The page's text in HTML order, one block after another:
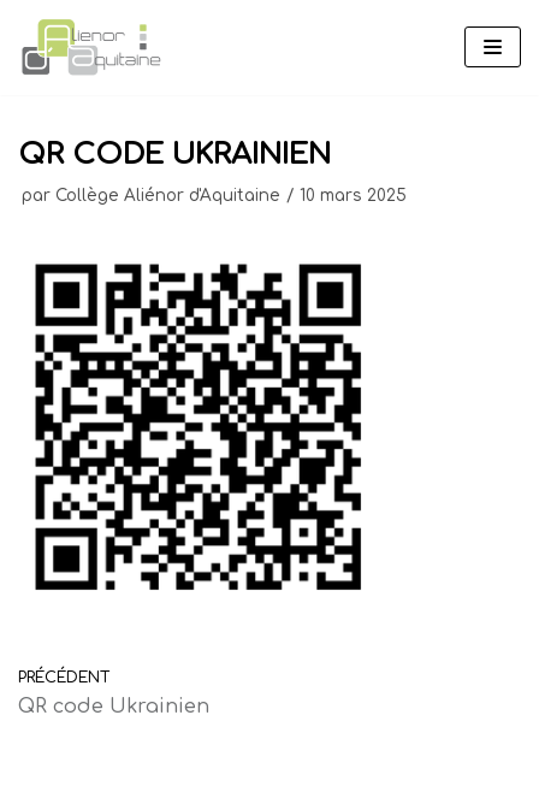
Aller
au
QR CODE UKRAINIEN
par Collège Aliénor d'Aquitaine 10 mars 2025
PRÉCÉDENT
QR code Ukrainien